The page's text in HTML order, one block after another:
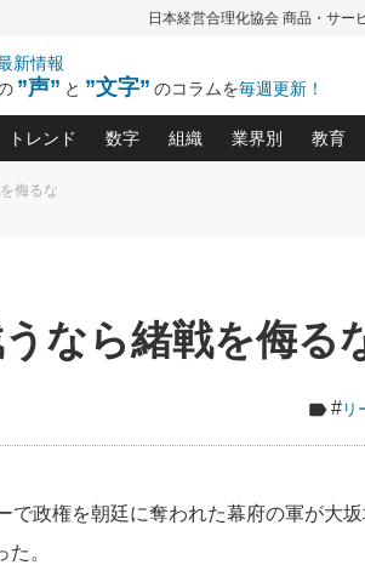
日本経営合理化協会 商品・サー
新情報
”声” と ”文字” のコラムを毎週更新！
2026.08.5
」の極意
略(77)
(204)
めておきたい、知っておきたい、やってお
・F・グジバチの『経営戦略の新常識』(12)
での「社長の３分間スピーチ」ネタ帳(159)
にお願いしたいと思われる「一流の仕事術」
経営哲学(100)
トレンド
北村森の「今月のヒット商品」(109)
数字
会社を守り抜くための緊急対策
強い決算書の会社はココが違う
損益分岐点を下げる、Ｐ／Ｌ不
賢い社長の「経理財務の見どこ
組織
職場の生産性を下げる
賃金決定の定石(68)
顧客・社員・社会から
業界別
大久保一彦の“
柿内幸夫─社長
教育
あ
ク
クレ
デ
欧米
侮るな
なら緒戦を侮る
# リ
で政権を朝廷に奪われた幕府の軍が大
。